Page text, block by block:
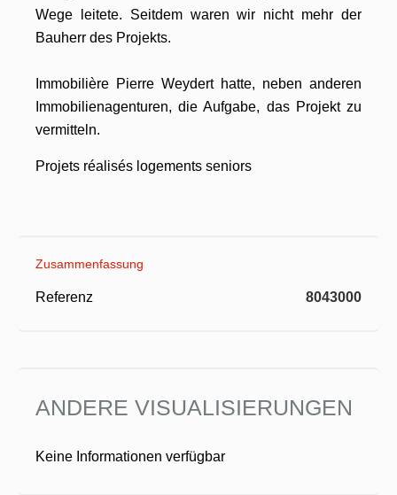
Wege leitete. Seitdem waren wir nicht mehr der
Bauherr des Projekts.
Immobilière Pierre Weydert hatte, neben anderen
Immobilienagenturen, die Aufgabe, das Projekt zu
vermitteln.
Projets réalisés logements seniors
Zusammenfassung
Referenz 8043000
ANDERE VISUALISIERUNGEN
Keine Informationen verfügbar